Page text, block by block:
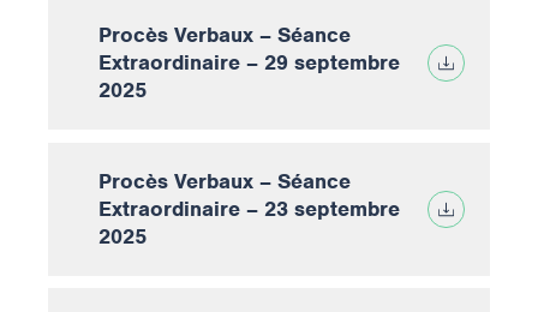
Procès Verbaux – Séance
Extraordinaire – 29 septembre
2025
Procès Verbaux – Séance
Extraordinaire – 23 septembre
2025